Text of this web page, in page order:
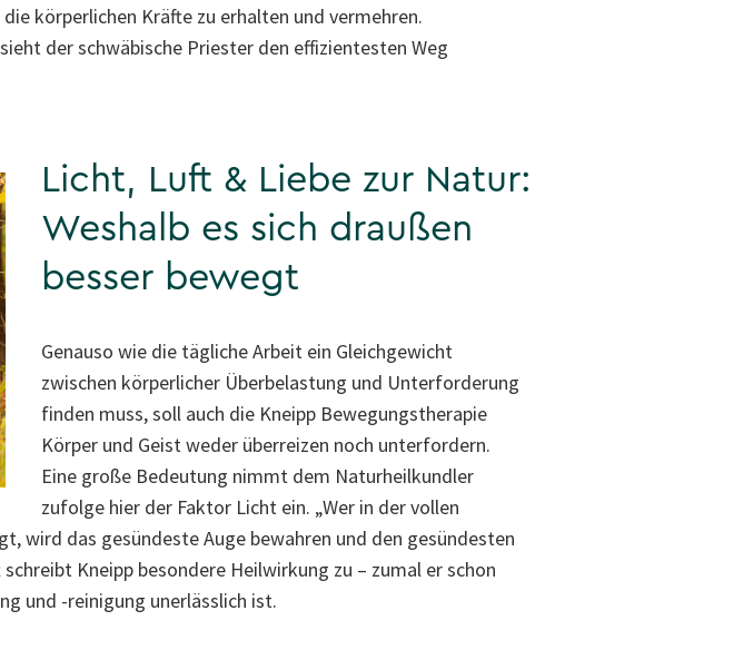
körperlichen Kräfte zu erhalten und vermehren.
der schwäbische Priester den effizientesten Weg
Licht, Luft & Liebe zur Natur:
Weshalb es sich draußen
besser bewegt
Genauso wie die tägliche Arbeit ein Gleichgewicht
zwischen körperlicher Überbelastung und Unterforderung
finden muss, soll auch die Kneipp Bewegungstherapie
Körper und Geist weder überreizen noch unterfordern.
Eine große Bedeutung nimmt dem Naturheilkundler
zufolge hier der Faktor Licht ein. „Wer in der vollen
wird das gesündeste Auge bewahren und den gesündesten
Kneipp besondere Heilwirkung zu – zumal er schon
und -reinigung unerlässlich ist.